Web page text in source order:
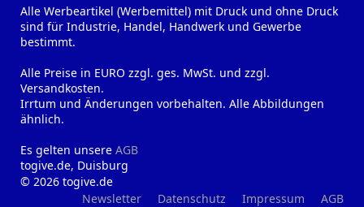
Alle Werbeartikel (Werbemittel) mit Druck und ohne Druck
sind für Industrie, Handel, Handwerk und Gewerbe
bestimmt.
Alle Preise in EURO zzgl. ges. MwSt. und zzgl.
Versandkosten.
Irrtum und Änderungen vorbehalten. Alle Abbildungen
ähnlich.
Es gelten unsere AGB
togive.de, Duisburg
© 2026 togive.de
Newsletter
Datenschutz Impressum
AGB